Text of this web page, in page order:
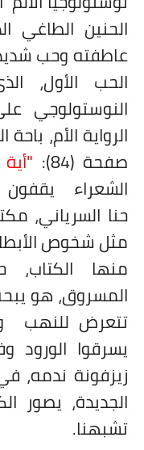
الحنين
عاطفته وحب شديد
الحب الأول،
النوستولوجي
الرواية الأم،
صفحة (84):
الشعراء
حنا السرياني،
مثل شخوص
منها
المسروق، هو
تتعرض للنهب
يسرقوا الورود
زيزفونة ندمه،
الجديدة، يصور
تشبهنا.